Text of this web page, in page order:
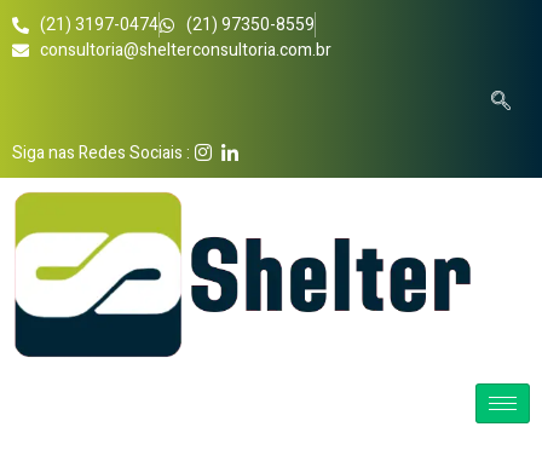
(21) 3197-0474
(21) 97350-8559
consultoria@shelterconsultoria.com.br
Siga nas Redes Sociais :